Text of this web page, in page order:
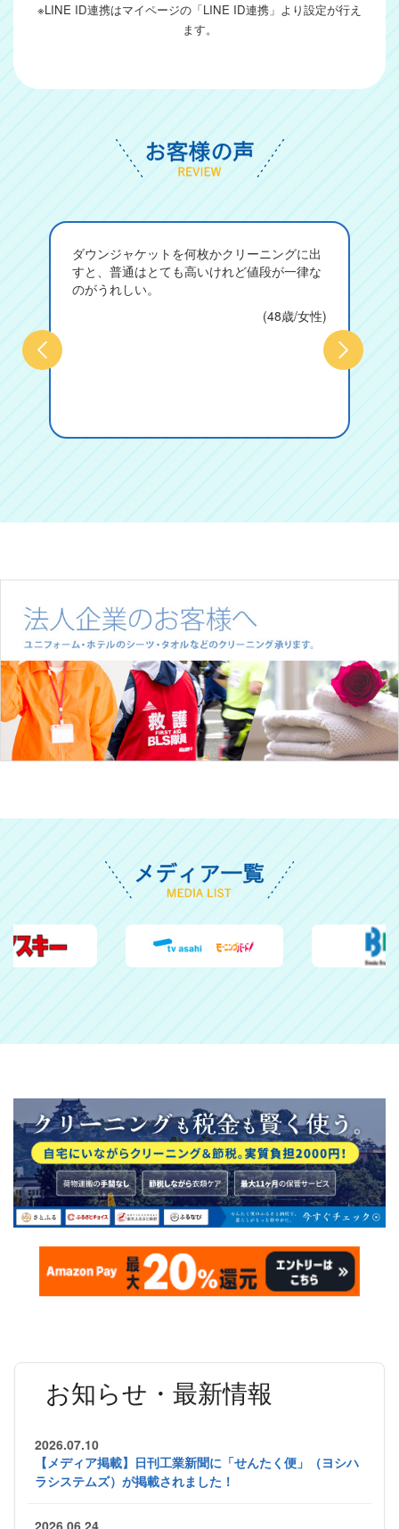
※LINE ID連携はマイページの「LINE ID連携」より設定が行え
ます。
ダウンジャケットを何枚かクリーニングに出
すと、普通はとても高いけれど値段が一律な
のがうれしい。
(48歳/女性)
お知らせ・最新情報
2026.07.10
【メディア掲載】日刊工業新聞に「せんたく便」（ヨシハ
ラシステムズ）が掲載されました！